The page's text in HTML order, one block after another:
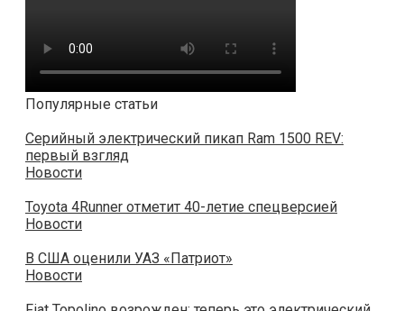
Популярные статьи
Серийный электрический пикап Ram 1500 REV:
первый взгляд
Новости
Toyota 4Runner отметит 40-летие спецверсией
Новости
В США оценили УАЗ «Патриот»
Новости